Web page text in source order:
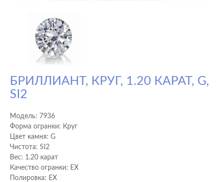
БРИЛЛИАНТ, КРУГ, 1.20 КАРАТ, G,
SI2
Модель: 7936
Форма огранки: Круг
Цвет камня: G
Чистота: SI2
Вес: 1.20 карат
Качество огранки: EX
Полировка: EX